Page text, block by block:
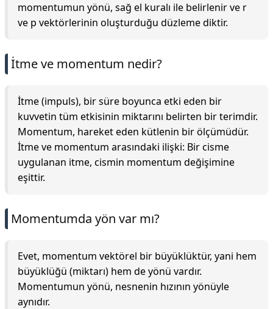
momentumun yönü, sağ el kuralı ile belirlenir ve r
ve p vektörlerinin oluşturduğu düzleme diktir.
İtme ve momentum nedir?
İtme (impuls), bir süre boyunca etki eden bir
kuvvetin tüm etkisinin miktarını belirten bir terimdir.
Momentum, hareket eden kütlenin bir ölçümüdür.
İtme ve momentum arasındaki ilişki: Bir cisme
uygulanan itme, cismin momentum değişimine
eşittir.
Momentumda yön var mı?
Evet, momentum vektörel bir büyüklüktür, yani hem
büyüklüğü (miktarı) hem de yönü vardır.
Momentumun yönü, nesnenin hızının yönüyle
aynıdır.